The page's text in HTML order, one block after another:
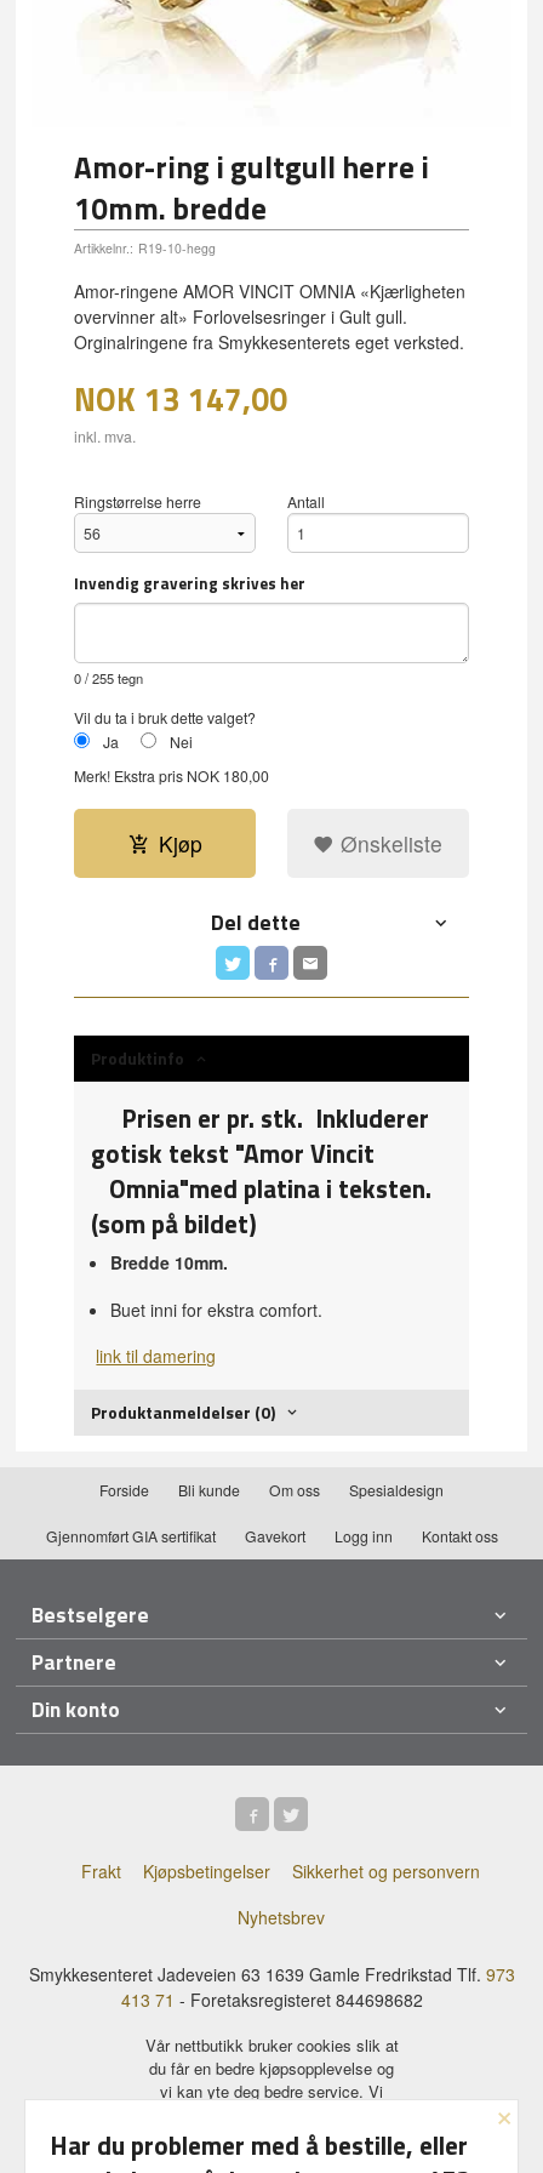
Amor-ring i gultgull herre i
10mm. bredde
Artikkelnr.: R19-10-hegg
Amor-ringene AMOR VINCIT OMNIA «Kjærligheten
overvinner alt» Forlovelsesringer i Gult gull.
Orginalringene fra Smykkesenterets eget verksted.
NOK 13 147,00
inkl. mva.
Ringstørrelse herre Antall
Invendig gravering skrives her
0/ 255 tegn
Vil du ta i bruk dette valget?
Ja
Nei
Merk! Ekstra pris NOK 180,00
Kjøp Ønskeliste
Del dette
Produktinfo
Prisen er pr. stk. Inkluderer
gotisk tekst "Amor Vincit
Omnia"med platina i teksten.
(som på bildet)
Bredde 10mm.
Buet inni for ekstra comfort.
link til damering
Produktanmeldelser (0)
Forside Bli kunde Om oss Spesialdesign
Gjennomført GIA sertifikat Gavekort Logg inn Kontakt oss
Bestselgere
Partnere
Din konto
Frakt Kjøpsbetingelser
Sikkerhet og personvern
Nyhetsbrev
Smykkesenteret Jadeveien 63 1639 Gamle Fredrikstad Tlf. 973
413 71 - Foretaksregisteret 844698682
Vår nettbutikk bruker cookies slik at
du får en bedre kjøpsopplevelse og
vi kan yte deg bedre service. Vi
lagre innloggingsdetaljer og huske
hva du har puttet i handlekurven
×
Har du problemer med å bestille, eller